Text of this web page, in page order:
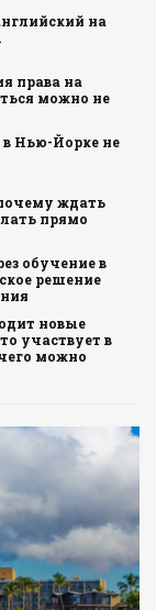
на
права на
можно не
в Нью-Йорке не
ждать
прямо
обучение в
решение
новые
участвует в
можно